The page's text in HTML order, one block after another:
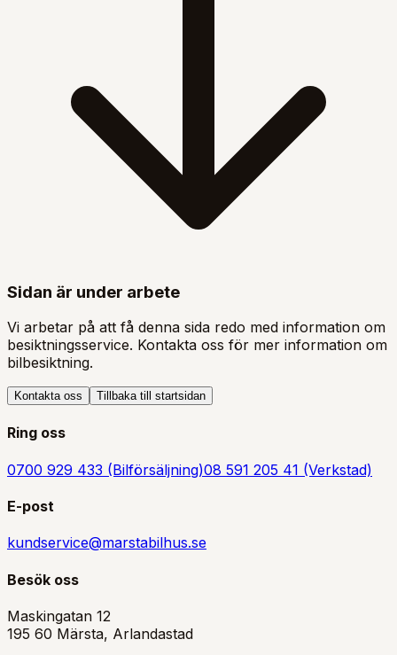
Sidan är under arbete
Vi arbetar på att få denna sida redo med information om
besiktningsservice. Kontakta oss för mer information om
bilbesiktning.
Kontakta oss Tillbaka till startsidan
Ring oss
0700 929 433 (Bilförsäljning)08 591 205 41 (Verkstad)
E-post
kundservice@marstabilhus.se
Besök oss
Maskingatan 12
195 60 Märsta, Arlandastad